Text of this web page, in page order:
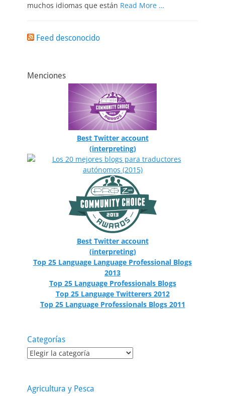
muchos idiomas que están Read More …
Feed desconocido
Menciones
Best Twitter account
(interpreting)
Best Twitter account
(interpreting)
Top 25 Language Language Professional Blogs
2013
Top 25 Language Professionals Blogs
Top 25 Language Twitterers 2012
Top 25 Language Professionals Blogs 2011
Categorías
Categorías
Agricultura y Pesca